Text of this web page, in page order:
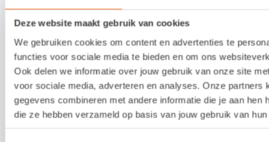
Deze website maakt gebruik van cookies
We gebruiken cookies om content en advertenties te
functies voor sociale media te bieden en om ons
Ook delen we informatie over jouw gebruik van onze site
voor sociale media, adverteren en analyses. Onze partners
gegevens combineren met andere informatie die je aan hen
die ze hebben verzameld op basis van jouw gebruik van
25-08-
2026
09:30
-
12:30
Eindhoven 15
0,-
25-08-
2026
09:30
-
12:30
Oldenzaal 23
0,-
btw
25-08-
13:00
-
Eindhoven 21
0,-